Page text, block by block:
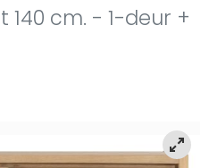
140 cm. - 1-deur +